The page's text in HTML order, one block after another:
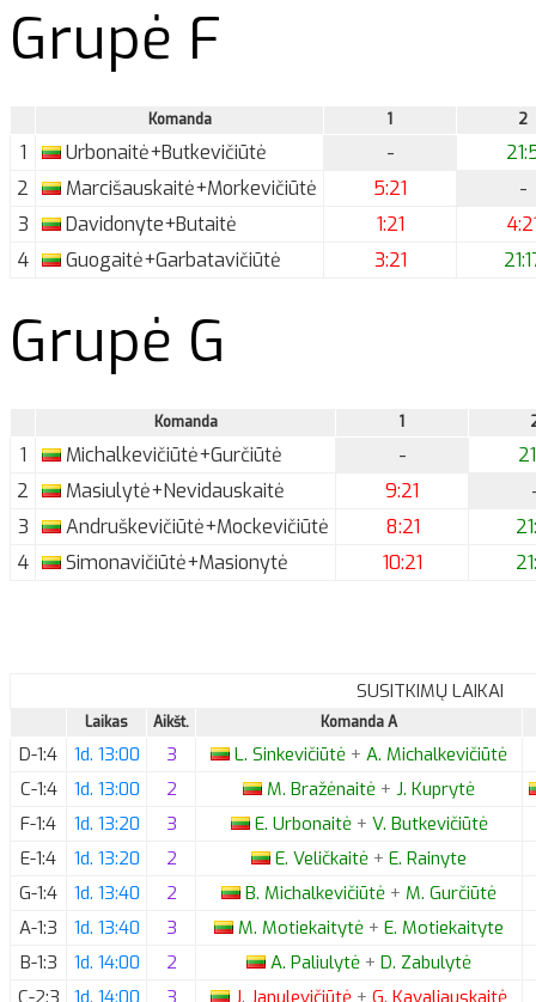
Grupė F
Komanda 1 2
1 Urbonaitė+Butkevičiūtė -
2
Marcišauskaitė+Morkevičiūtė 5:21
-
3
Davidonyte+Butaitė 1:21
4
Guogaitė+Garbatavičiūtė 3:21
Grupė G
Komanda 1
1 Michalkevičiūtė+Gurčiūtė -
2
Masiulytė+Nevidauskaitė 9:21
3
Andruškevičiūtė+Mockevičiūtė 8:21
4
Simonavičiūtė+Masionytė 10:21
SUSITKIMŲ LAIKAI
Laikas Aikšt. Komanda A
D-1:4 1d. 13:00 3 L. Sinkevičiūtė + A. Michalkevičiūtė
C-1:4
1d. 13:00 2 M. Bražėnaitė + J. Kuprytė
F-1:4
1d. 13:20 3 E. Urbonaitė + V. Butkevičiūtė
E-1:4
1d. 13:20 2 E. Veličkaitė + E. Rainyte
G-1:4
1d. 13:40 2 B. Michalkevičiūtė + M. Gurčiūtė
A-1:3
1d. 13:40 3 M. Motiekaitytė + E. Motiekaityte
B-1:3
1d. 14:00 2 A. Paliulytė + D. Zabulytė
C-2:3
1d. 14:00 3 J. Janulevičiūtė + G. Kavaliauskaitė